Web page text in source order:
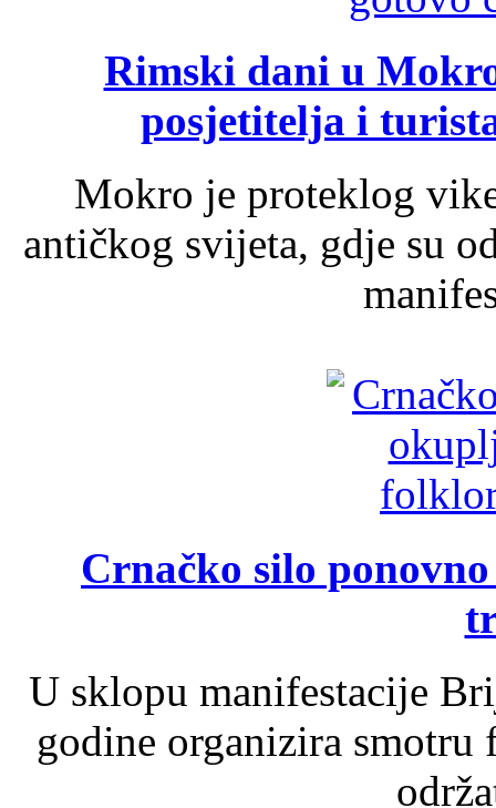
Rimski dani u
posjetitelja i
Mokro je proteklog
antičkog svijeta, gdje su
Crnačko silo
U sklopu manifestacije
godine organizira